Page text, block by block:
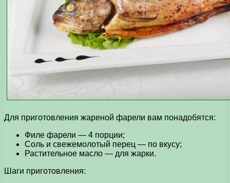
Для приготовления жареной фарели вам понадобятся:
Филе фарели — 4 порции;
Соль и свежемолотый перец — по вкусу;
Растительное масло — для жарки.
Шаги приготовления: